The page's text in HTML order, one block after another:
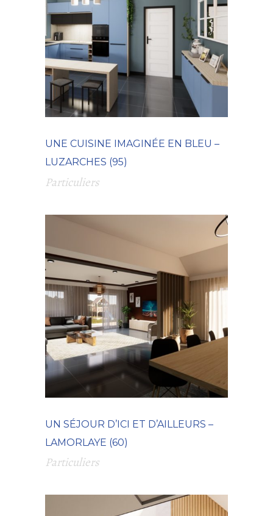
UNE CUISINE IMAGINÉE EN BLEU –
LUZARCHES (95)
Particuliers
UN SÉJOUR D’ICI ET D’AILLEURS –
LAMORLAYE (60)
Particuliers